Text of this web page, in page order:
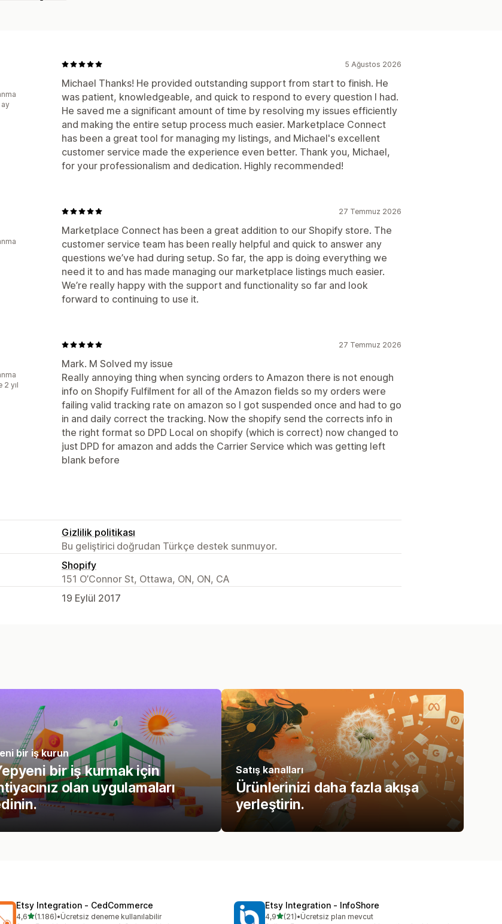
5 Ağustos 2026
Michael Thanks! He provided outstanding support from start to finish. He
was patient, knowledgeable, and quick to respond to every question I had.
He saved me a significant amount of time by resolving my issues efficiently
and making the entire setup process much easier. Marketplace Connect
has been a great tool for managing my listings, and Michael's excellent
customer service made the experience even better. Thank you, Michael,
for your professionalism and dedication. Highly recommended!
ay
27 Temmuz 2026
Marketplace Connect has been a great addition to our Shopify store. The
customer service team has been really helpful and quick to answer any
questions we’ve had during setup. So far, the app is doing everything we
need it to and has made managing our marketplace listings much easier.
We’re really happy with the support and functionality so far and look
forward to continuing to use it.
27 Temmuz 2026
Mark. M Solved my issue
Really annoying thing when syncing orders to Amazon there is not enough
info on Shopify Fulfilment for all of the Amazon fields so my orders were
failing valid tracking rate on amazon so I got suspended once and had to go
in and daily correct the tracking. Now the shopify send the corrects info in
the right format so DPD Local on shopify (which is correct) now changed to
just DPD for amazon and adds the Carrier Service which was getting left
blank before
2 yıl
Gizlilik politikası
Bu geliştirici doğrudan Türkçe destek sunmuyor.
Shopify
151 O’Connor St, Ottawa, ON, ON, CA
19 Eylül 2017
bir iş kurun
bir iş kurmak için
olan uygulamaları
Satış kanalları
Ürünlerinizi daha fazla akışa
yerleştirin.
Etsy Integration ‑ CedCommerce
4,65 yıldız üzerinden
(1.186)
toplam 1186 değerlendirme
•Ücretsiz deneme kullanılabilir
Etsy Integration ‑ InfoShore
4,95 yıldız üzerinden
(21)
toplam 21 değerlendirme
•Ücretsiz plan mevcut